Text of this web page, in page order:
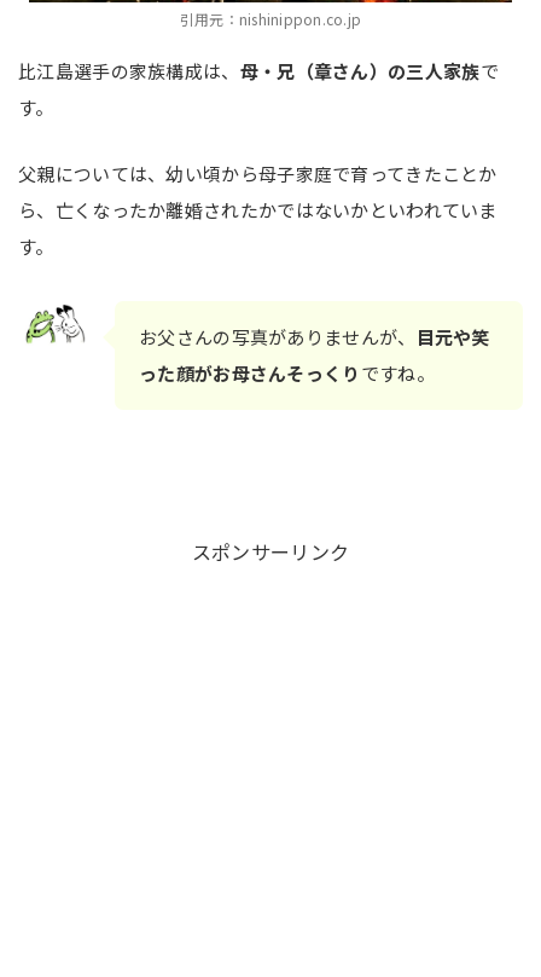
引用元：nishinippon.co.jp
比江島選手の家族構成は、 母・兄（章さん）の三人家族で
す。
父親については、幼い頃から母子家庭で育ってきたことか
ら、亡くなったか離婚されたかではないかといわれていま
す。
お父さんの写真がありませんが、
目元や笑
った顔がお母さんそっくり ですね。
スポンサーリンク